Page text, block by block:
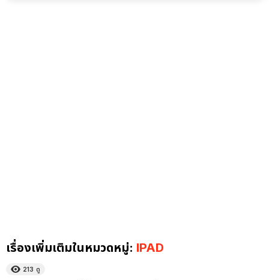
เรื่องเพิ่มเติมในหมวดหมู่: IPAD
213 ดู